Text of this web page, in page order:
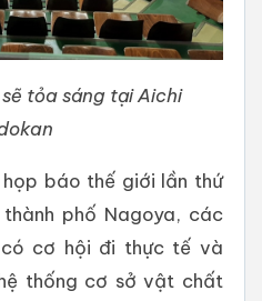
tỏa sáng tại Aichi
họp báo thế giới lần thứ
phố Nagoya, các
cơ hội đi thực tế và
thống cơ sở vật chất